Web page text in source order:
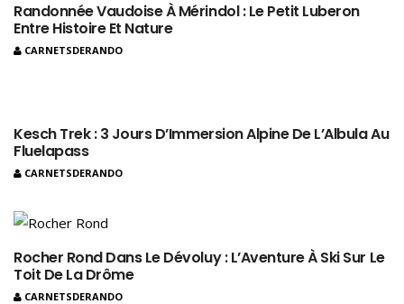
Randonnée Vaudoise À Mérindol : Le Petit Luberon
Entre Histoire Et Nature
CARNETSDERANDO
Kesch Trek : 3 Jours D’Immersion Alpine De L’Albula Au
Fluelapass
CARNETSDERANDO
Rocher Rond Dans Le Dévoluy : L’Aventure À Ski Sur Le
Toit De La Drôme
CARNETSDERANDO